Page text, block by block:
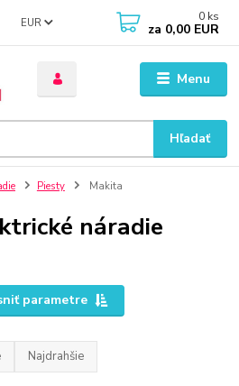
Menu
EUR
Hľadať
0 ks
za 0,00 EUR
Piesty Makita
náradie
parametre
Najdrahšie